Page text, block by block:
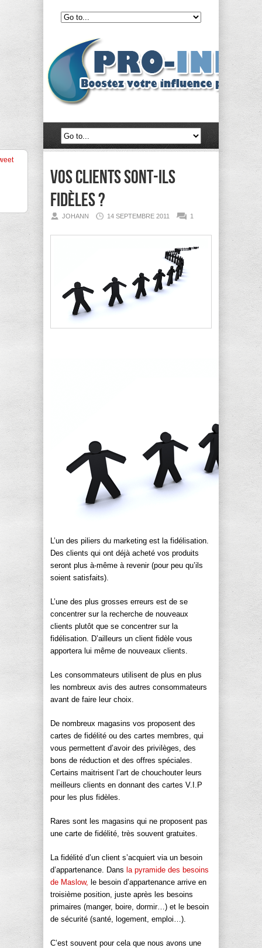
Vos clients sont-ils
fidèles ?
JOHANN 14 SEPTEMBRE 2011 1
L’un des piliers du marketing est la fidélisation.
Des clients qui ont déjà acheté vos produits
seront plus à-même à revenir (pour peu qu’ils
soient satisfaits).
L’une des plus grosses erreurs est de se
concentrer sur la recherche de nouveaux
clients plutôt que se concentrer sur la
fidélisation. D’ailleurs un client fidèle vous
apportera lui même de nouveaux clients.
Les consommateurs utilisent de plus en plus
les nombreux avis des autres consommateurs
avant de faire leur choix.
De nombreux magasins vos proposent des
cartes de fidélité ou des cartes membres, qui
vous permettent d’avoir des privilèges, des
bons de réduction et des offres spéciales.
Certains maitrisent l’art de chouchouter leurs
meilleurs clients en donnant des cartes V.I.P
pour les plus fidèles.
Rares sont les magasins qui ne proposent pas
une carte de fidélité, très souvent gratuites.
La fidélité d’un client s’acquiert via un besoin
d’appartenance. Dans la pyramide des besoins
de Maslow, le besoin d’appartenance arrive en
troisième position, juste après les besoins
primaires (manger, boire, dormir…) et le besoin
de sécurité (santé, logement, emploi…).
C’est souvent pour cela que nous avons une